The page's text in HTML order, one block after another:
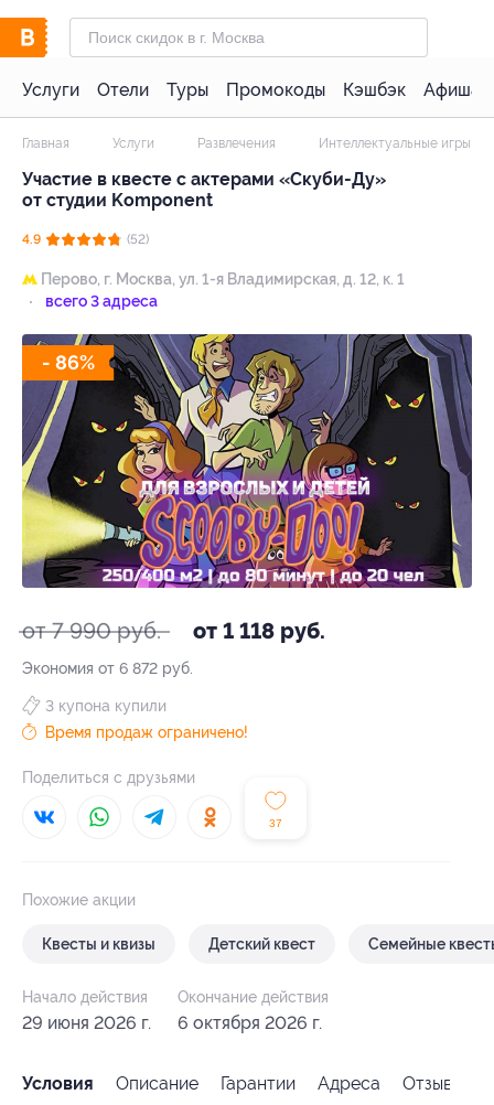
Услуги Отели Туры Промокоды Кэшбэк Афиша
Главная Услуги Развлечения Интеллектуальные игры
Участие в квесте с актерами «Скуби-Ду»
от студии Komponent
4.9 (52)
Перово, г. Москва, ул. 1-я Владимирская, д. 12, к. 1
всего 3 адреса
- 86%
от 7 990 руб. от 1 118 руб.
Экономия от 6 872 руб.
37
3 купона купили
Время продаж ограничено!
Поделиться с друзьями
Похожие акции
Квесты и квизы Детский квест Семейные
Начало действия
29 июня 2026 г.
Окончание действия
6 октября 2026 г.
Условия Описание Гарантии Адреса Отзывы